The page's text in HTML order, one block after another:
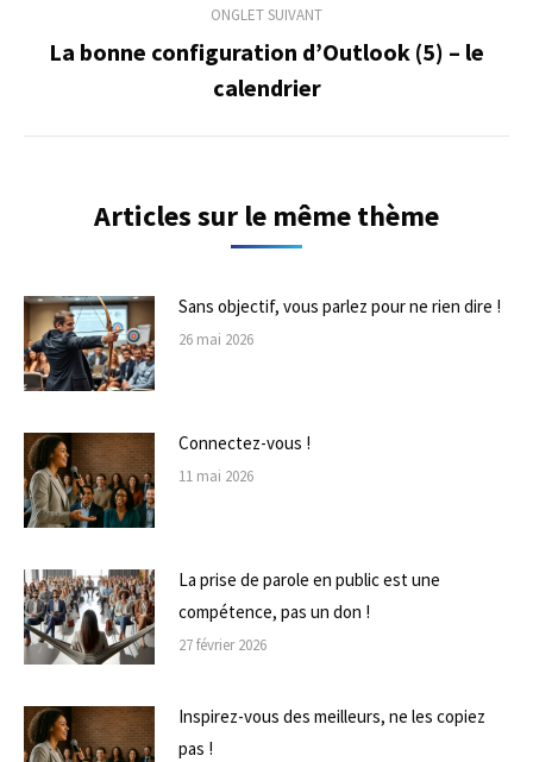
ONGLET SUIVANT
Onglet
suivant
La bonne configuration d’Outlook (5) – le
calendrier
Articles sur le même thème
Sans objectif, vous parlez pour ne rien dire !
26 mai 2026
Connectez-vous !
11 mai 2026
La prise de parole en public est une
compétence, pas un don !
27 février 2026
Inspirez-vous des meilleurs, ne les copiez
pas !